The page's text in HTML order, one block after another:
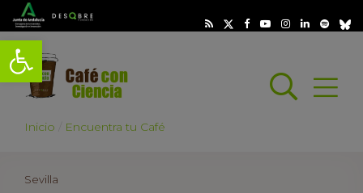
Abrir barra de herramientas
Abrir
Inicio Encuentra tu Café
Sevilla